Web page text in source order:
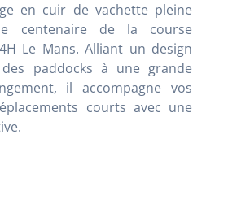
en cuir de vachette pleine
centenaire de la course
Le Mans. Alliant un design
paddocks à une grande
il accompagne vos
courts avec une